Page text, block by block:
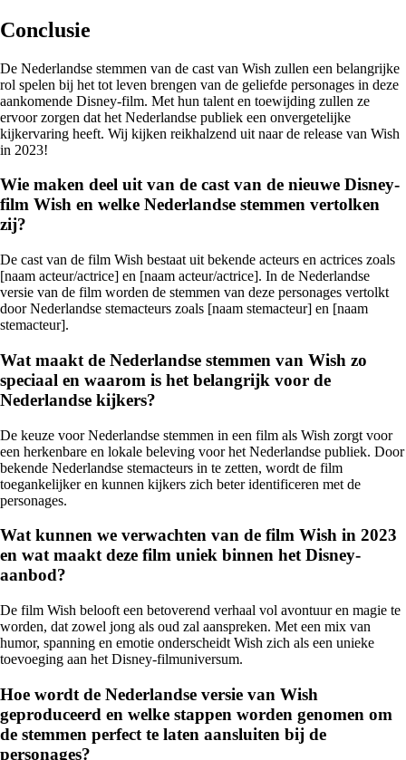
Conclusie
De Nederlandse stemmen van de cast van Wish zullen een belangrijke
rol spelen bij het tot leven brengen van de geliefde personages in deze
aankomende Disney-film. Met hun talent en toewijding zullen ze
ervoor zorgen dat het Nederlandse publiek een onvergetelijke
kijkervaring heeft. Wij kijken reikhalzend uit naar de release van Wish
in 2023!
Wie maken deel uit van de cast van de nieuwe Disney-
film Wish en welke Nederlandse stemmen vertolken
zij?
De cast van de film Wish bestaat uit bekende acteurs en actrices zoals
[naam acteur/actrice] en [naam acteur/actrice]. In de Nederlandse
versie van de film worden de stemmen van deze personages vertolkt
door Nederlandse stemacteurs zoals [naam stemacteur] en [naam
stemacteur].
Wat maakt de Nederlandse stemmen van Wish zo
speciaal en waarom is het belangrijk voor de
Nederlandse kijkers?
De keuze voor Nederlandse stemmen in een film als Wish zorgt voor
een herkenbare en lokale beleving voor het Nederlandse publiek. Door
bekende Nederlandse stemacteurs in te zetten, wordt de film
toegankelijker en kunnen kijkers zich beter identificeren met de
personages.
Wat kunnen we verwachten van de film Wish in 2023
en wat maakt deze film uniek binnen het Disney-
aanbod?
De film Wish belooft een betoverend verhaal vol avontuur en magie te
worden, dat zowel jong als oud zal aanspreken. Met een mix van
humor, spanning en emotie onderscheidt Wish zich als een unieke
toevoeging aan het Disney-filmuniversum.
Hoe wordt de Nederlandse versie van Wish
geproduceerd en welke stappen worden genomen om
de stemmen perfect te laten aansluiten bij de
personages?